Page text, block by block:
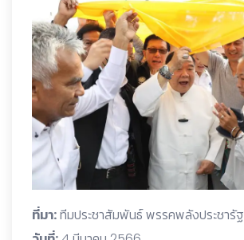
ที่มา:ทีมประชาสัมพันธ์ พรรคพลังประชารัฐ